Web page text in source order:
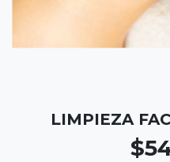
LIMPIEZA